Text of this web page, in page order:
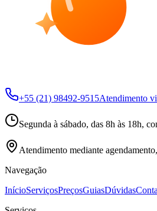
+55 (21) 98492-9515Atendimento
Segunda à sábado, das 8h às 18h,
Atendimento mediante
Navegação
InícioServiçosPreçosGuiasDúvidas